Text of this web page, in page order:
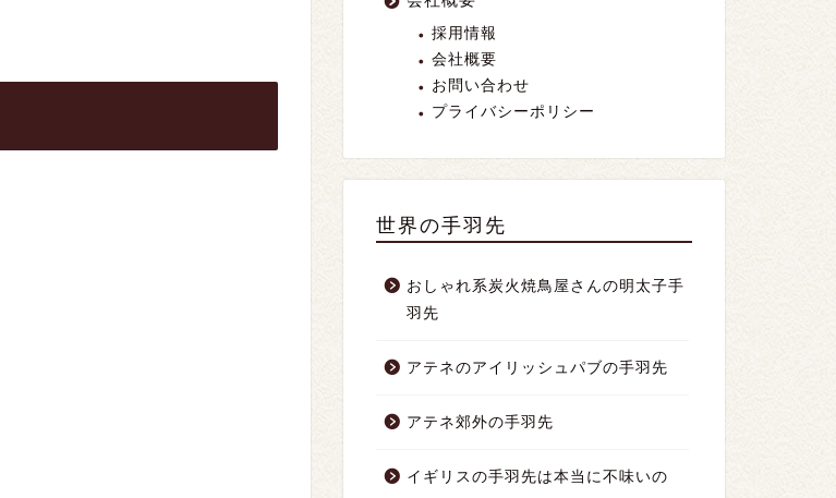
採用情報
会社概要
お問い合わせ
プライバシーポリシー
世界の手羽先
おしゃれ系炭火焼鳥屋さんの明太子手
羽先
アテネのアイリッシュパブの手羽先
アテネ郊外の手羽先
イギリスの手羽先は本当に不味いの